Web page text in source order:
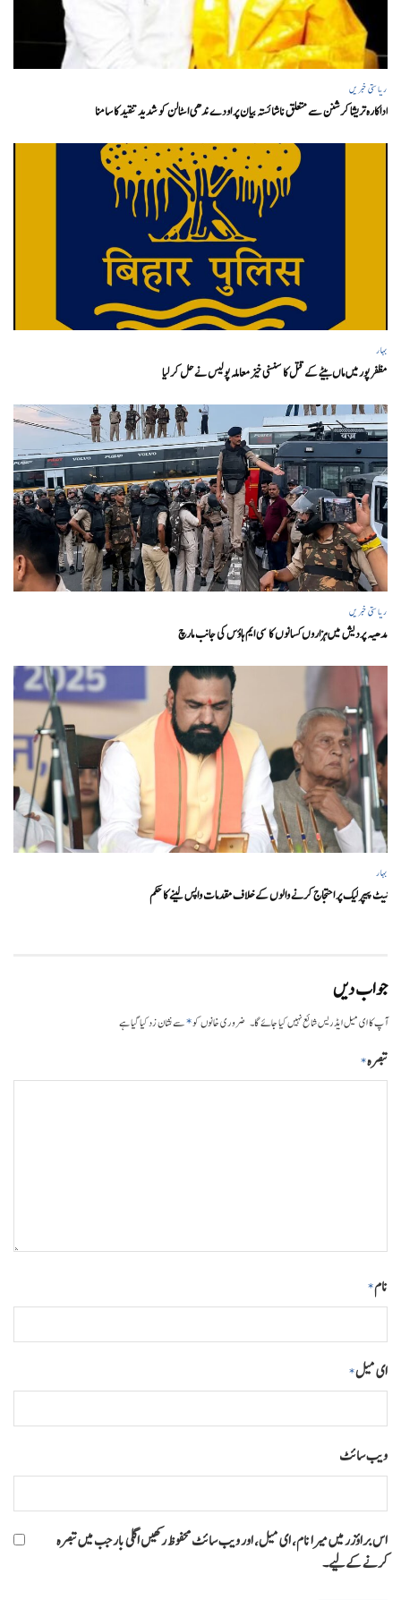
ریاستی خبریں
اداکارہ تریشا کرشنن سے متعلق ناشائستہ بیان پر اودے ندھی اسٹالن کو شدید تنقید کا سامنا
بہار
مظفر پور میں ماں بیٹے کے قتل کا سنسنی خیز معاملہ پولیس نے حل کر لیا
ریاستی خبریں
مدھیہ پردیش میں ہزاروں کسانوں کا سی ایم ہاؤس کی جانب مارچ
بہار
نیٹ پیپر لیک پر احتجاج کرنے والوں کے خلاف مقدمات واپس لینے کا حکم
جواب دیں
آپ کا ای میل ایڈریس شائع نہیں کیا جائے گا۔ ضروری خانوں کو*سے نشان زد کیا گیا ہے
تبصرہ*
نام*
ای میل*
ویب‌ سائٹ
اس براؤزر میں میرا نام، ای میل، اور ویب سائٹ محفوظ رکھیں اگلی بار جب میں تبصرہ
کرنے کےلیے۔